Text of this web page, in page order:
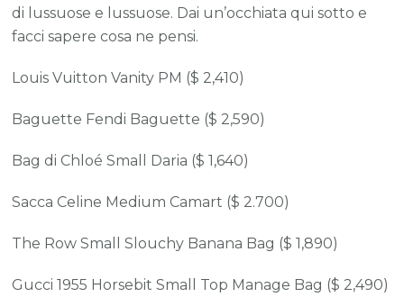
di lussuose e lussuose. Dai un’occhiata qui sotto e
facci sapere cosa ne pensi.
Louis Vuitton Vanity PM ($ 2,410)
Baguette Fendi Baguette ($ 2,590)
Bag di Chloé Small Daria ($ 1,640)
Sacca Celine Medium Camart ($ 2.700)
The Row Small Slouchy Banana Bag ($ 1,890)
Gucci 1955 Horsebit Small Top Manage Bag ($ 2,490)